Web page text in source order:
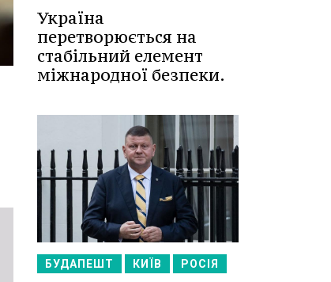
Україна
перетворюється на
стабільний елемент
міжнародної безпеки.
БУДАПЕШТ КИЇВ РОСІЯ